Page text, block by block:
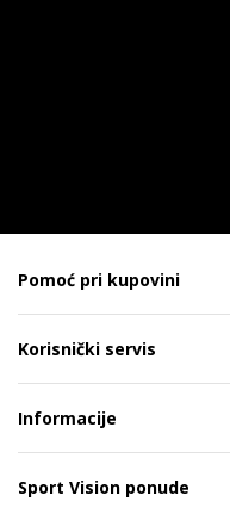
Pomoć pri kupovini
Korisnički servis
Informacije
Sport Vision ponude